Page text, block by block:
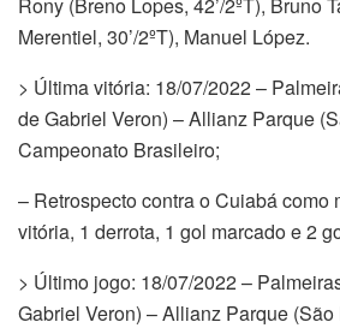
Merentiel, 30’/2ºT), Manuel López.
> Última vitória: 18/07/2022 –
de Gabriel Veron) – Allianz Parque
Campeonato Brasileiro;
– Retrospecto contra o Cuiabá como
vitória, 1 derrota, 1 gol marcado e 2
> Último jogo: 18/07/2022 –
Gabriel Veron) – Allianz Parque